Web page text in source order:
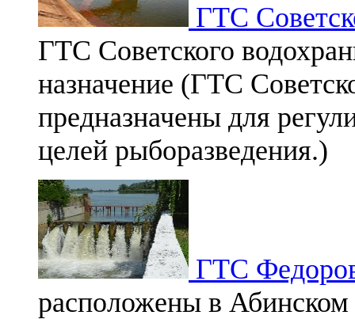
ГТС
ГТС Советского
назначение (ГТС
предназначены для
целей рыборазведения.)
ГТС
расположены в Абинском